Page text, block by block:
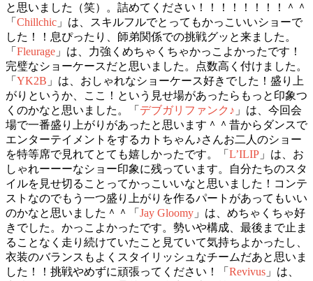
と思いました（笑）。詰めてください！！！！！！！！＾＾
「 Chillchic 」は、スキルフルでとってもかっこいいショーで
した！！息ぴったり、師弟関係での挑戦グッと来ました。
「 Fleurage 」は、力強くめちゃくちゃかっこよかったです！
完璧なショーケースだと思いました。点数高く付けました。
「 YK2B 」は、おしゃれなショーケース好きでした！盛り上
がりというか、ここ！という見せ場があったらもっと印象つ
くのかなと思いました。「 デブガリファンク♪ 」は、今回会
場で一番盛り上がりがあったと思います＾＾昔からダンスで
エンターテイメントをするカトちゃん♪さんお二人のショー
を特等席で見れてとても嬉しかったです。「 L’ILIP 」は、お
しゃれーーーなショー印象に残っています。自分たちのスタ
イルを見せ切ることってかっこいいなと思いました！コンテ
ストなのでもう一つ盛り上がりを作るパートがあってもいい
のかなと思いました＾＾「 Jay Gloomy 」は、めちゃくちゃ好
きでした。かっこよかったです。勢いや構成、最後まで止ま
ることなく走り続けていたこと見ていて気持ちよかったし、
衣装のバランスもよくスタイリッシュなチームだあと思いま
した！！挑戦やめずに頑張ってください！「 Revivus 」は、